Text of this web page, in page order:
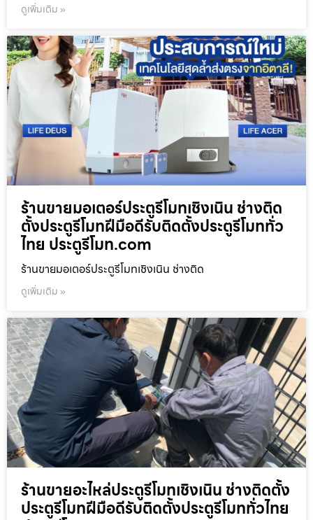
ดูเพิ่มเติม »
ร้านขายมอเตอร์ประตูรีโมทเชิงเนิน ช่างติด
ตั้งประตูรีโมทฝีมือดีรับติดตั้งประตูรีโมททั่ว
ไทย ประตูรีโมท.com
ร้านขายมอเตอร์ประตูรีโมทเชิงเนิน ช่างติด
ดูเพิ่มเติม »
ร้านขายอะไหล่ประตูรีโมทเชิงเนิน ช่างติดตั้ง
ประตูรีโมทฝีมือดีรับติดตั้งประตูรีโมททั่วไทย